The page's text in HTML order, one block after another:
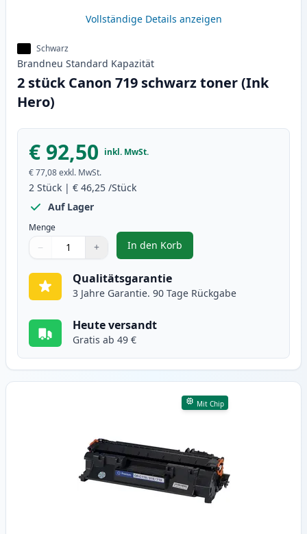
Vollständige Details anzeigen
Schwarz
Brandneu Standard Kapazität
2 stück Canon 719 schwarz toner (Ink
Hero)
€ 92,50 inkl. MwSt.
€ 77,08exkl. MwSt.
2 Stück | € 46,25 /Stück
Auf Lager
Menge
Verwenden Sie die Tasten, um anzupassen
− +
1
In den Korb
, 2 stück Canon 719 schwarz
Qualitätsgarantie
3 Jahre Garantie. 90 Tage Rückgabe
Heute versandt
Gratis ab 49 €
Mit Chip